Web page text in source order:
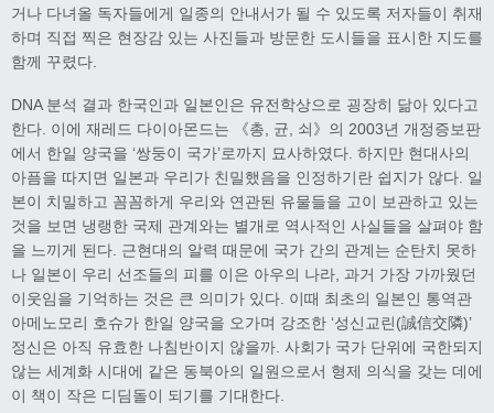
거나 다녀올 독자들에게 일종의 안내서가 될 수 있도록 저자들이 취재
하며 직접 찍은 현장감 있는 사진들과 방문한 도시들을 표시한 지도를
함께 꾸렸다.
DNA 분석 결과 한국인과 일본인은 유전학상으로 굉장히 닮아 있다고
한다. 이에 재레드 다이아몬드는 《총, 균, 쇠》의 2003년 개정증보판
에서 한일 양국을 ‘쌍둥이 국가’로까지 묘사하였다. 하지만 현대사의
아픔을 따지면 일본과 우리가 친밀했음을 인정하기란 쉽지가 않다. 일
본이 치밀하고 꼼꼼하게 우리와 연관된 유물들을 고이 보관하고 있는
것을 보면 냉랭한 국제 관계와는 별개로 역사적인 사실들을 살펴야 함
을 느끼게 된다. 근현대의 알력 때문에 국가 간의 관계는 순탄치 못하
나 일본이 우리 선조들의 피를 이은 아우의 나라, 과거 가장 가까웠던
이웃임을 기억하는 것은 큰 의미가 있다. 이때 최초의 일본인 통역관
아메노모리 호슈가 한일 양국을 오가며 강조한 ‘성신교린(誠信交隣)’
정신은 아직 유효한 나침반이지 않을까. 사회가 국가 단위에 국한되지
않는 세계화 시대에 같은 동북아의 일원으로서 형제 의식을 갖는 데에
이 책이 작은 디딤돌이 되기를 기대한다.